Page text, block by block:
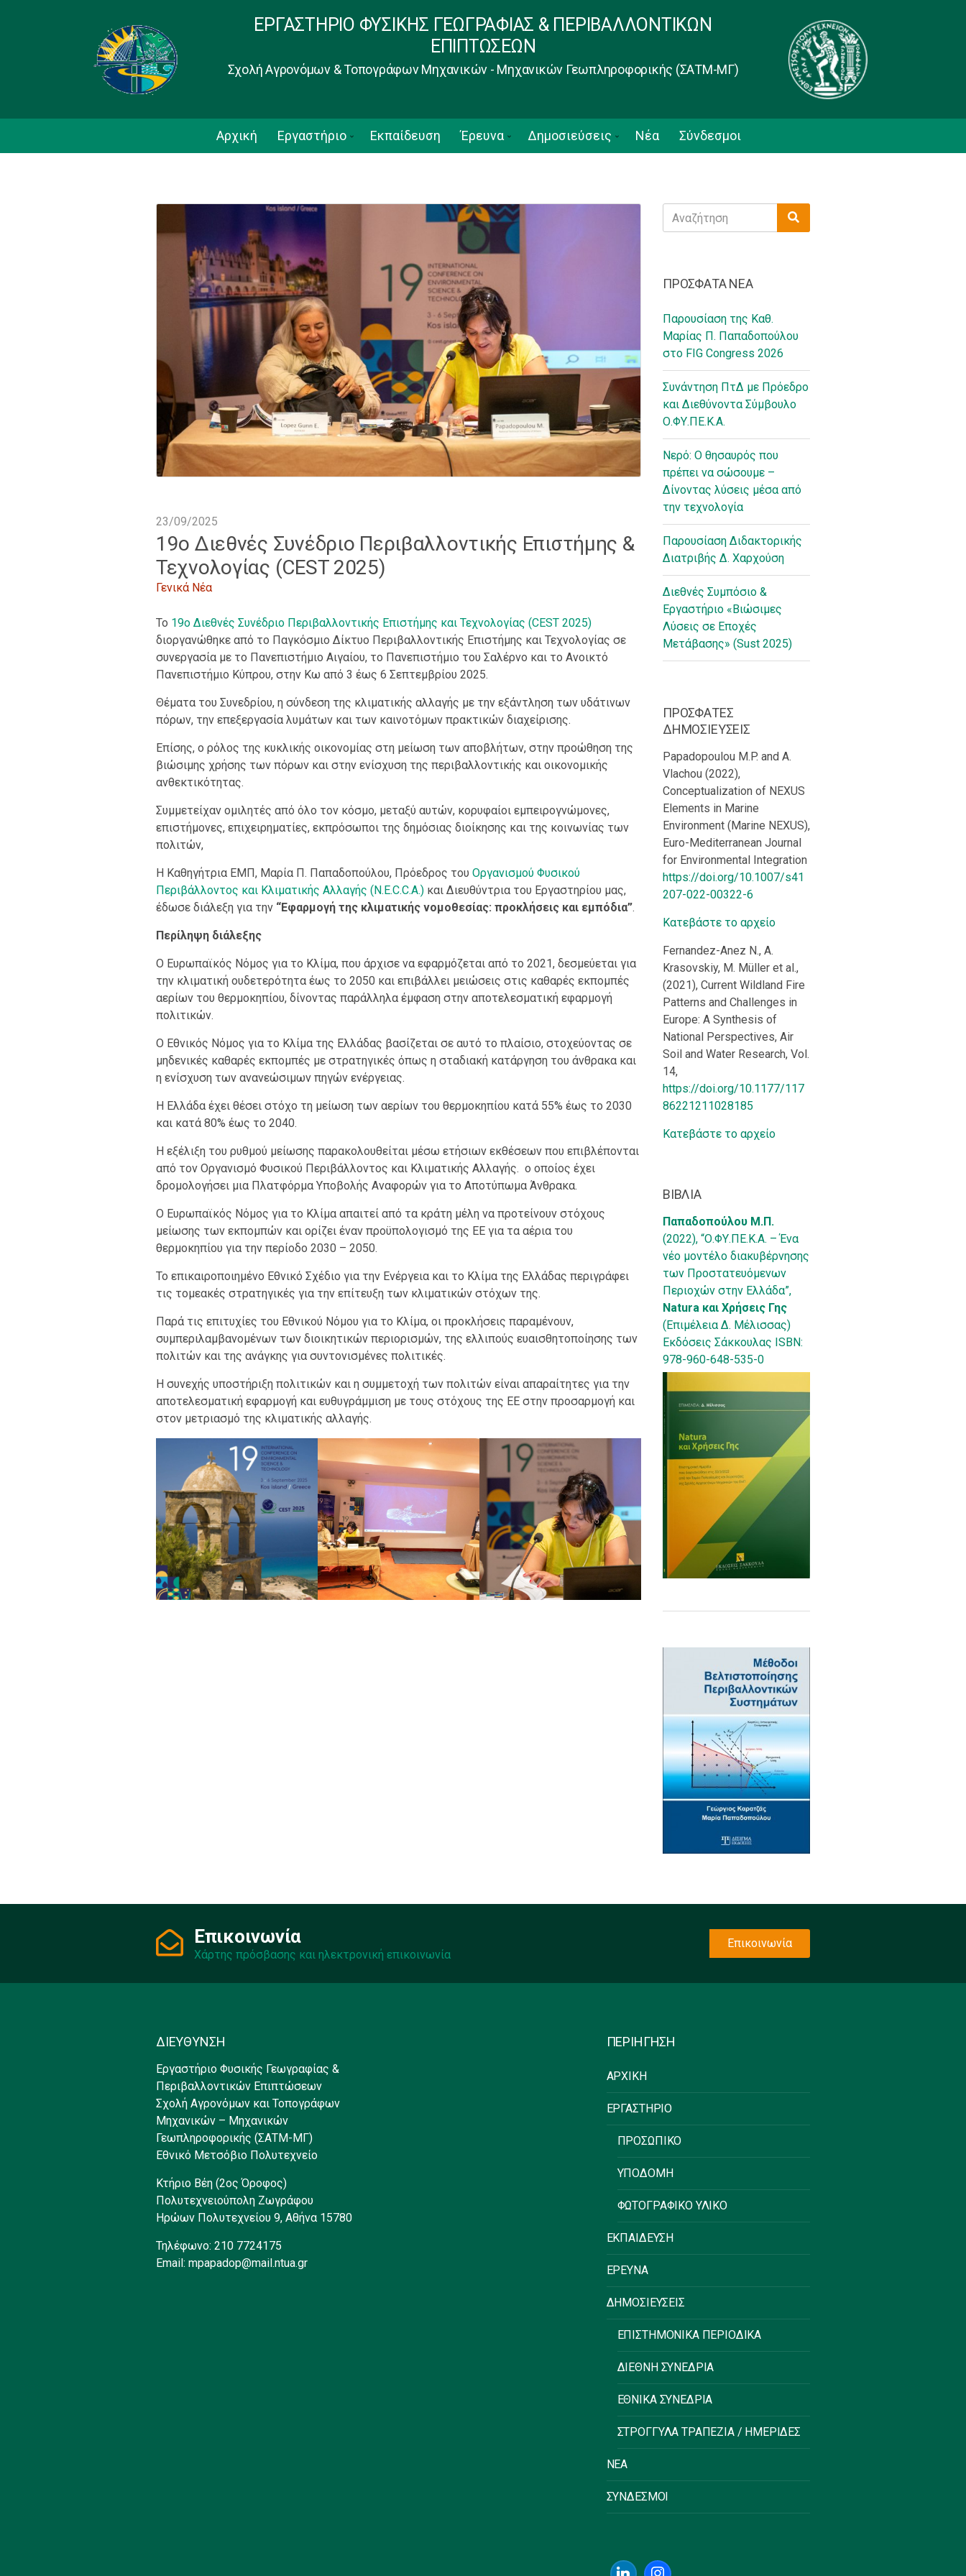
ΕΡΓΑΣΤΗΡΙΟ ΦΥΣΙΚΗΣ ΓΕΩΓΡΑΦΙΑΣ & ΠΕΡΙΒΑΛΛΟΝΤΙΚΩΝ
ΕΠΙΠΤΩΣΕΩΝ
Σχολή Αγρονόμων & Τοπογράφων Μηχανικών - Μηχανικών Γεωπληροφορικής (ΣΑΤΜ-ΜΓ)
Αρχική Εργαστήριο Εκπαίδευση Έρευνα Δημοσιεύσεις Νέα Σύνδεσμοι
23/09/2025
19ο Διεθνές Συνέδριο Περιβαλλοντικής Επιστήμης &
Τεχνολογίας (CEST 2025)
Γενικά Νέα
Το 19o Διεθνές Συνέδριο Περιβαλλοντικής Επιστήμης και Τεχνολογίας (CEST 2025)
διοργανώθηκε από το Παγκόσμιο Δίκτυο Περιβαλλοντικής Επιστήμης και Τεχνολογίας σε
συνεργασία με το Πανεπιστήμιο Αιγαίου, το Πανεπιστήμιο του Σαλέρνο και το Ανοικτό
Πανεπιστήμιο Κύπρου, στην Κω από 3 έως 6 Σεπτεμβρίου 2025.
Θέματα του Συνεδρίου, η σύνδεση της κλιματικής αλλαγής με την εξάντληση των υδάτινων
πόρων, την επεξεργασία λυμάτων και των καινοτόμων πρακτικών διαχείρισης.
Επίσης, ο ρόλος της κυκλικής οικονομίας στη μείωση των αποβλήτων, στην προώθηση της
βιώσιμης χρήσης των πόρων και στην ενίσχυση της περιβαλλοντικής και οικονομικής
ανθεκτικότητας.
Συμμετείχαν ομιλητές από όλο τον κόσμο, μεταξύ αυτών, κορυφαίοι εμπειρογνώμονες,
επιστήμονες, επιχειρηματίες, εκπρόσωποι της δημόσιας διοίκησης και της κοινωνίας των
πολιτών,
Η Καθηγήτρια ΕΜΠ, Μαρία Π. Παπαδοπούλου, Πρόεδρος του Οργανισμού Φυσικού
Περιβάλλοντος και Κλιματικής Αλλαγής (N.E.C.C.A.) και Διευθύντρια του Εργαστηρίου μας,
έδωσε διάλεξη για την “Εφαρμογή της κλιματικής νομοθεσίας: προκλήσεις και εμπόδια”.
Περίληψη διάλεξης
Ο Ευρωπαϊκός Νόμος για το Κλίμα, που άρχισε να εφαρμόζεται από το 2021, δεσμεύεται για
την κλιματική ουδετερότητα έως το 2050 και επιβάλλει μειώσεις στις καθαρές εκπομπές
αερίων του θερμοκηπίου, δίνοντας παράλληλα έμφαση στην αποτελεσματική εφαρμογή
πολιτικών.
Ο Εθνικός Νόμος για το Κλίμα της Ελλάδας βασίζεται σε αυτό το πλαίσιο, στοχεύοντας σε
μηδενικές καθαρές εκπομπές με στρατηγικές όπως η σταδιακή κατάργηση του άνθρακα και
η ενίσχυση των ανανεώσιμων πηγών ενέργειας.
Η Ελλάδα έχει θέσει στόχο τη μείωση των αερίων του θερμοκηπίου κατά 55% έως το 2030
και κατά 80% έως το 2040.
Η εξέλιξη του ρυθμού μείωσης παρακολουθείται μέσω ετήσιων εκθέσεων που επιβλέπονται
από τον Οργανισμό Φυσικού Περιβάλλοντος και Κλιματικής Αλλαγής. ο οποίος έχει
δρομολογήσει μια Πλατφόρμα Υποβολής Αναφορών για το Αποτύπωμα Άνθρακα.
Ο Ευρωπαϊκός Νόμος για το Κλίμα απαιτεί από τα κράτη μέλη να προτείνουν στόχους
μείωσης των εκπομπών και ορίζει έναν προϋπολογισμό της ΕΕ για τα αέρια του
θερμοκηπίου για την περίοδο 2030 – 2050.
Το επικαιροποιημένο Εθνικό Σχέδιο για την Ενέργεια και το Κλίμα της Ελλάδας περιγράφει
τις τομεακές στρατηγικές για την επίτευξη των κλιματικών στόχων της.
Παρά τις επιτυχίες του Εθνικού Νόμου για το Κλίμα, οι προκλήσεις παραμένουν,
συμπεριλαμβανομένων των διοικητικών περιορισμών, της ελλιπούς ευαισθητοποίησης των
πολιτών και της ανάγκης για συντονισμένες πολιτικές.
Η συνεχής υποστήριξη πολιτικών και η συμμετοχή των πολιτών είναι απαραίτητες για την
αποτελεσματική εφαρμογή και ευθυγράμμιση με τους στόχους της ΕΕ στην προσαρμογή και
στον μετριασμό της κλιματικής αλλαγής.
Search
for:
ΠΡΟΣΦΑΤΑ ΝΕΑ
Παρουσίαση της Καθ.
Μαρίας Π. Παπαδοπούλου
στο FIG Congress 2026
Συνάντηση ΠτΔ με Πρόεδρο
και Διεθύνοντα Σύμβουλο
Ο.ΦΥ.ΠΕ.Κ.Α.
Νερό: Ο θησαυρός που
πρέπει να σώσουμε –
Δίνοντας λύσεις μέσα από
την τεχνολογία
Παρουσίαση Διδακτορικής
Διατριβής Δ. Χαρχούση
Διεθνές Συμπόσιο &
Εργαστήριο «Βιώσιμες
Λύσεις σε Εποχές
Μετάβασης» (Sust 2025)
ΠΡΟΣΦΑΤΕΣ
ΔΗΜΟΣΙΕΥΣΕΙΣ
Papadopoulou M.P. and A.
Vlachou (2022),
Conceptualization of NEXUS
Elements in Marine
Environment (Marine NEXUS),
Euro-Mediterranean Journal
for Environmental Integration
https://doi.org/10.1007/s41
207-022-00322-6
Κατεβάστε το αρχείο
Fernandez-Anez N., A.
Krasovskiy, M. Müller et al.,
(2021), Current Wildland Fire
Patterns and Challenges in
Europe: A Synthesis of
National Perspectives, Air
Soil and Water Research, Vol.
14,
https://doi.org/10.1177/117
86221211028185
Κατεβάστε το αρχείο
ΒΙΒΛΙΑ
Παπαδοπούλου Μ.Π.
(2022), “Ο.ΦΥ.ΠΕ.Κ.Α. – Ένα
νέο μοντέλο διακυβέρνησης
των Προστατευόμενων
Περιοχών στην Ελλάδα”,
Natura και Χρήσεις Γης
(Επιμέλεια Δ. Μέλισσας)
Εκδόσεις Σάκκουλας ISBN:
978-960-648-535-0
Επικοινωνία
Χάρτης πρόσβασης και ηλεκτρονική επικοινωνία
Επικοινωνία
ΔΙΕΥΘΥΝΣΗ
Εργαστήριο Φυσικής Γεωγραφίας &
Περιβαλλοντικών Επιπτώσεων
Σχολή Αγρονόμων και Τοπογράφων
Μηχανικών – Μηχανικών
Γεωπληροφορικής (ΣΑΤΜ-ΜΓ)
Εθνικό Μετσόβιο Πολυτεχνείο
Κτήριο Βέη (2ος Όροφος)
Πολυτεχνειούπολη Ζωγράφου
Ηρώων Πολυτεχνείου 9, Αθήνα 15780
Τηλέφωνο: 210 7724175
Email: mpapadop@mail.ntua.gr
ΠΕΡΙΗΓΗΣΗ
ΑΡΧΙΚΗ
ΕΡΓΑΣΤΗΡΙΟ
ΠΡΟΣΩΠΙΚΟ
ΥΠΟΔΟΜΗ
ΦΩΤΟΓΡΑΦΙΚΟ ΥΛΙΚΟ
ΕΚΠΑΙΔΕΥΣΗ
ΕΡΕΥΝΑ
ΔΗΜΟΣΙΕΥΣΕΙΣ
ΕΠΙΣΤΗΜΟΝΙΚΑ ΠΕΡΙΟΔΙΚΑ
ΔΙΕΘΝΗ ΣΥΝΕΔΡΙΑ
ΕΘΝΙΚΑ ΣΥΝΕΔΡΙΑ
ΣΤΡΟΓΓΥΛΑ ΤΡΑΠΕΖΙΑ / ΗΜΕΡΙΔΕΣ
ΝΕΑ
ΣΥΝΔΕΣΜΟΙ